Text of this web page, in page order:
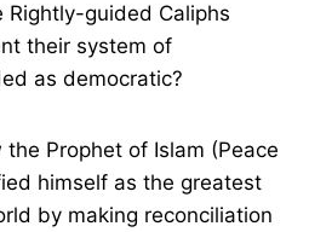
Rightly-guided Caliphs
their system of
as democratic?
the Prophet of Islam (Peace
himself as the greatest
by making reconciliation